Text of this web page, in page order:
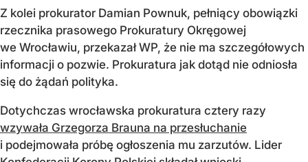
Z kolei prokurator Damian Pownuk, pełniący obowiązki
rzecznika prasowego Prokuratury Okręgowej
we Wrocławiu, przekazał WP, że nie ma szczegółowych
informacji o pozwie. Prokuratura jak dotąd nie odniosła
się do żądań polityka.
Dotychczas wrocławska prokuratura cztery razy
wzywała Grzegorza Brauna na przesłuchanie
i podejmowała próbę ogłoszenia mu zarzutów. Lider